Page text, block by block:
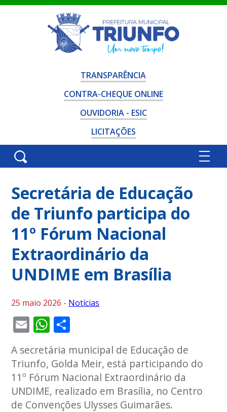
TRANSPARÊNCIA
CONTRA-CHEQUE ONLINE
OUVIDORIA - ESIC
LICITAÇÕES
Secretária de Educação
de Triunfo participa do
11º Fórum Nacional
Extraordinário da
UNDIME em Brasília
25 maio 2026 - Notícias
EmailWhatsApp
A secretária municipal de Educação de
Triunfo, Golda Meir, está participando do
11º Fórum Nacional Extraordinário da
UNDIME, realizado em Brasília, no Centro
de Convenções Ulysses Guimarães.